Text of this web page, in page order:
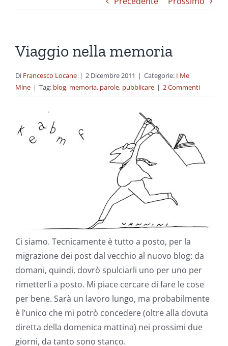
Viaggio nella memoria
Di Francesco Locane | 2 Dicembre 2011 | Categorie: I Me
Mine | Tag: blog, memoria, parole, pubblicare | 2 Commenti
Ci siamo. Tecnicamente è tutto a posto, per la
migrazione dei post dal vecchio al nuovo blog: da
domani, quindi, dovrò spulciarli uno per uno per
rimetterli a posto. Mi piace cercare di fare le cose
per bene. Sarà un lavoro lungo, ma probabilmente
è l’unico che mi potrò concedere (oltre alla dovuta
diretta della domenica mattina) nei prossimi due
giorni, da tanto sono stanco.